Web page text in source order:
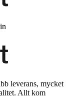
leverans, mycket
Allt kom